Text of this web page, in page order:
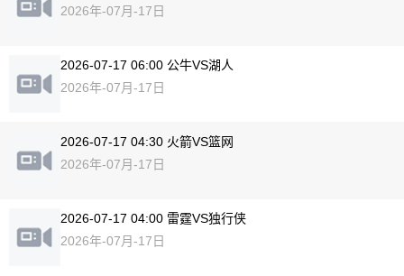
2026年-07月-17日
2026-07-17 06:00 公牛VS湖人
2026年-07月-17日
2026-07-17 04:30 火箭VS篮网
2026年-07月-17日
2026-07-17 04:00 雷霆VS独行侠
2026年-07月-17日